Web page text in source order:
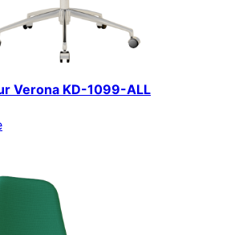
Verona KD-1099-ALL